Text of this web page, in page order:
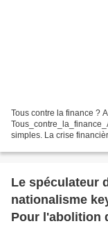
Tous contre la finance ?
simples. La crise
Le spéculateur
nationalisme
Pour l'abolition